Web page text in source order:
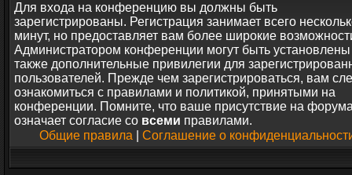
Для входа на конференцию вы должны быть
зарегистрированы. Регистрация занимает всего
минут, но предоставляет вам более широкие
Администратором конференции могут быть установлены
также дополнительные привилегии для
пользователей. Прежде чем зарегистрироваться, вам
ознакомиться с правилами и политикой, принятыми на
конференции. Помните, что ваше присутствие на
означает согласие со всеми правилами.
Общие правила
Соглашение о